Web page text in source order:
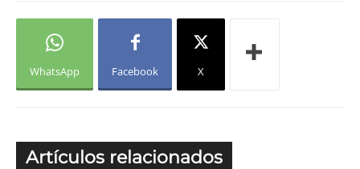
WhatsApp Facebook X
Artículos relacionados